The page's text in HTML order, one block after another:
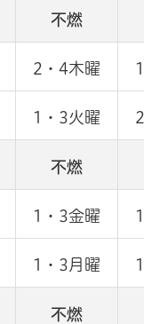
不燃
2・4木曜
1・3火曜
不燃
1・3金曜
1・3月曜
不燃